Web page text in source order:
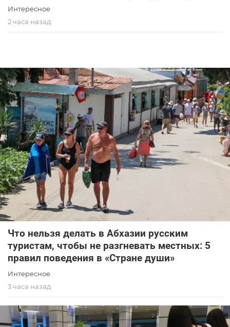
Интересное
2 часа назад
Что нельзя делать в Абхазии русским
туристам, чтобы не разгневать местных: 5
правил поведения в «Стране души»
Интересное
3 часа назад